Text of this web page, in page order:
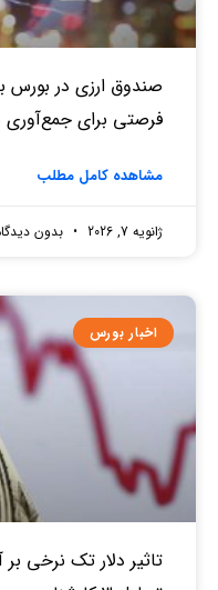
صندوق‌ ارزی در بورس
فرصتی برای جمع‌آوری
مشاهده کامل مطلب
ژانویه 7, 2026 بدون
اخبار بورس
تاثیر دلار تک نرخی